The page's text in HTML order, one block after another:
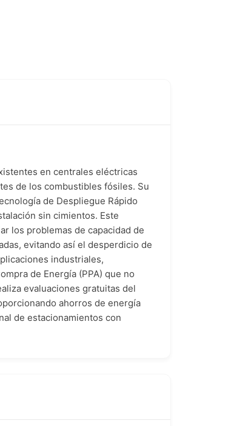
en centrales eléctricas
de los combustibles fósiles. Su
de Despliegue Rápido
sin cimientos. Este
los problemas de capacidad de
evitando así el desperdicio de
industriales,
de Energía (PPA) que no
evaluaciones gratuitas del
ahorros de energía
de estacionamientos con